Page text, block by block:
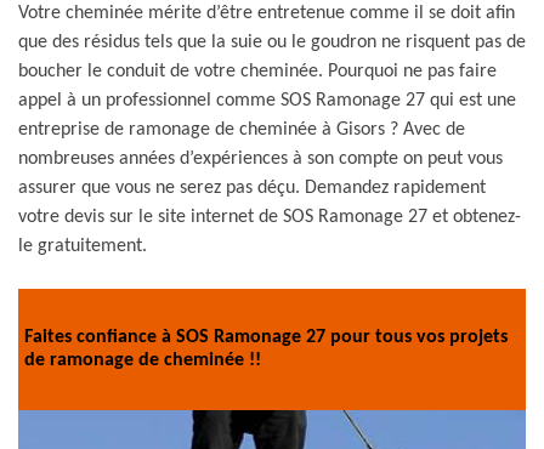
Votre cheminée mérite d’être entretenue comme il se doit afin
que des résidus tels que la suie ou le goudron ne risquent pas de
boucher le conduit de votre cheminée. Pourquoi ne pas faire
appel à un professionnel comme SOS Ramonage 27 qui est une
entreprise de ramonage de cheminée à Gisors ? Avec de
nombreuses années d’expériences à son compte on peut vous
assurer que vous ne serez pas déçu. Demandez rapidement
votre devis sur le site internet de SOS Ramonage 27 et obtenez-
le gratuitement.
Faites confiance à SOS Ramonage 27 pour tous vos projets
de ramonage de cheminée !!